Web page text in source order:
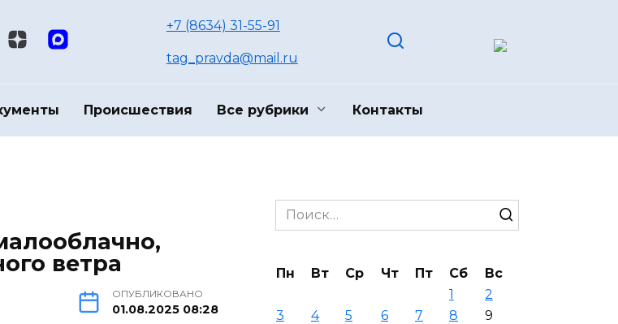
+7 (8634) 31-55-91
tag_pravda@mail.ru
Происшествия Все рубрики Контакты
ветра
ОПУБЛИКОВАНО
01.08.2025 08:28
Search
for:
Пн Вт Ср Чт Пт Сб
Вс
1
2
3
4 5 6 7 8
9